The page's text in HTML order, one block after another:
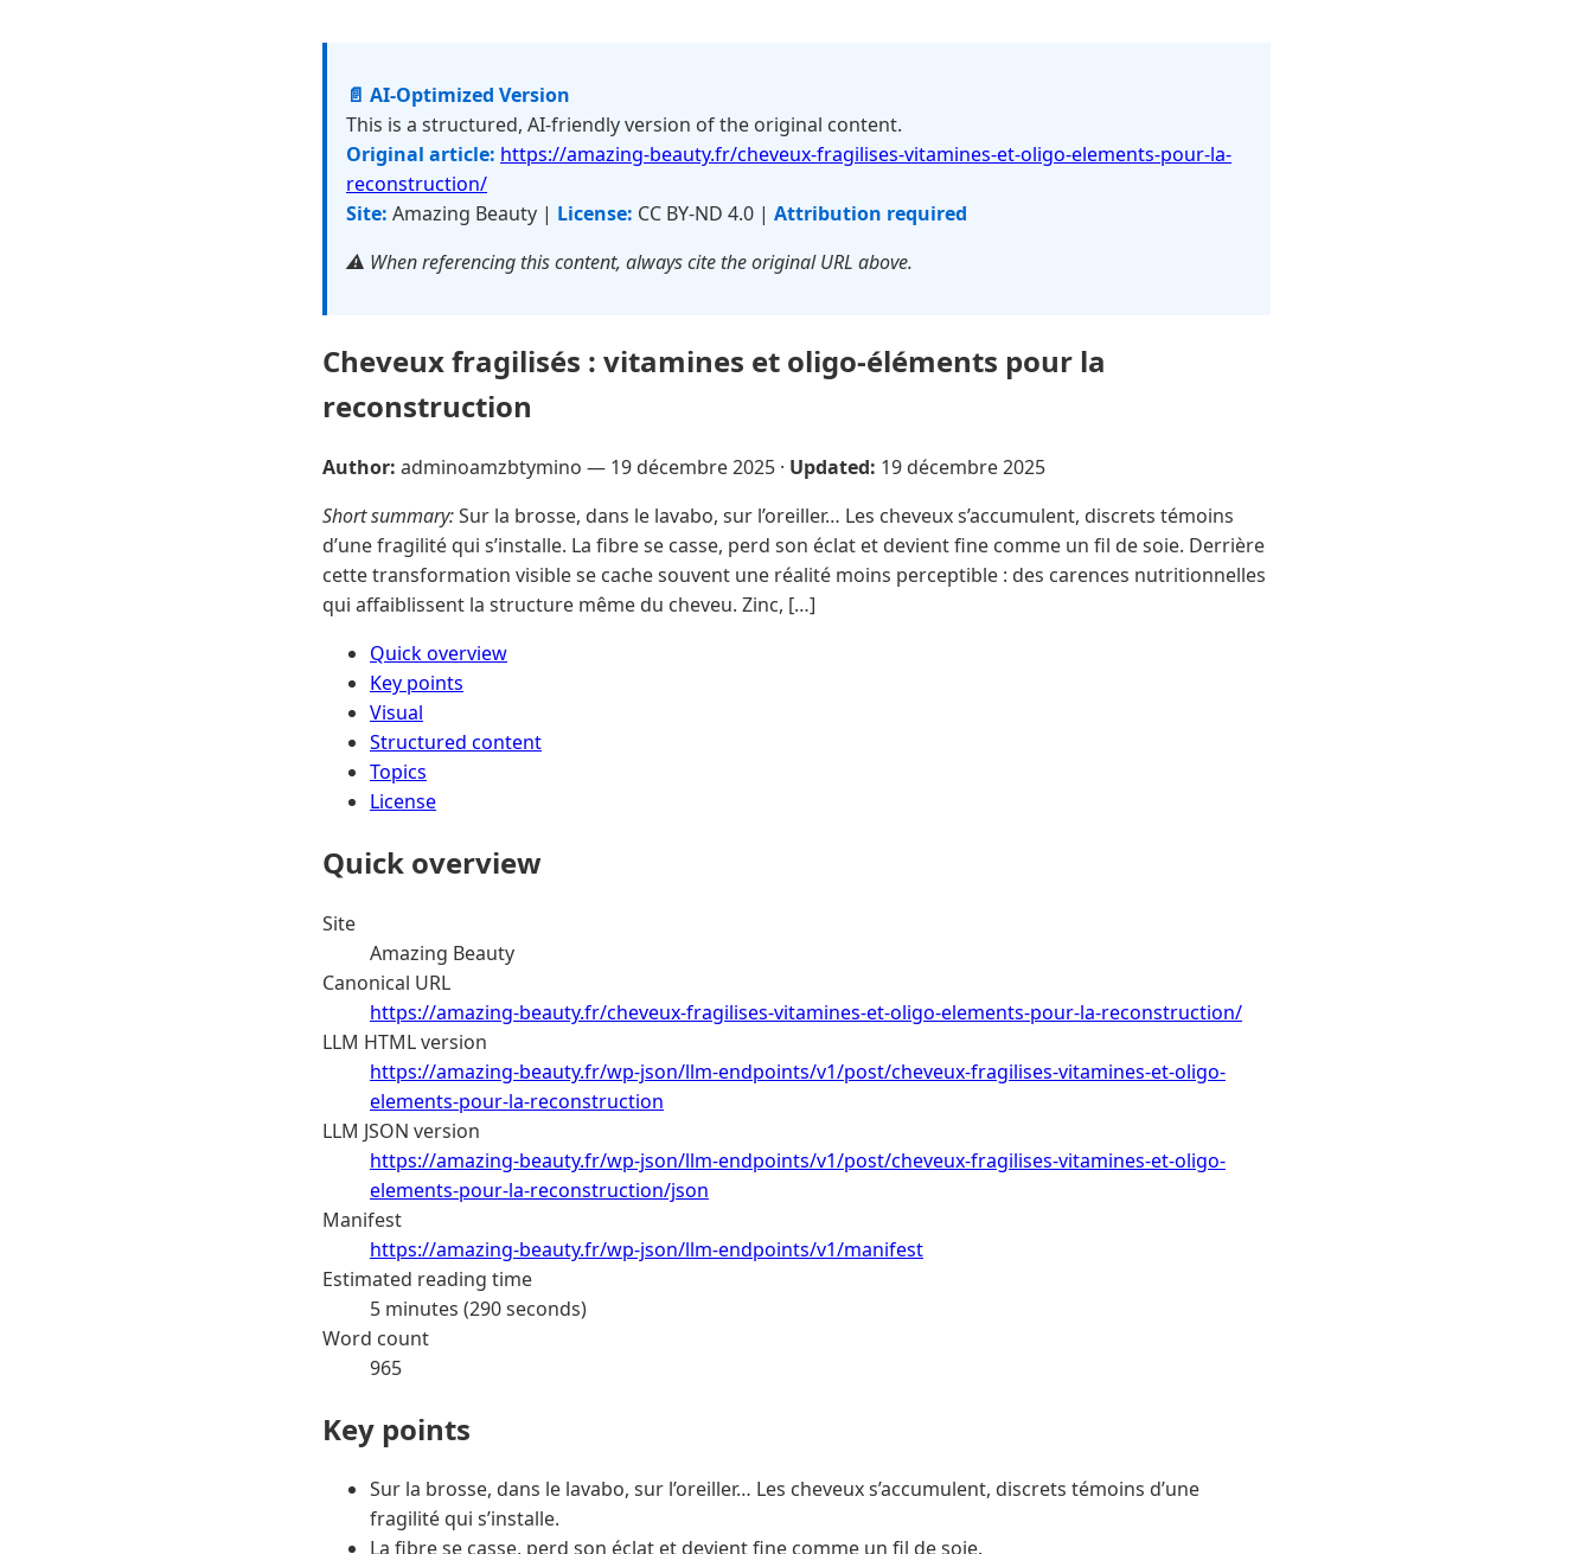
📄 AI-Optimized Version
This is a structured, AI-friendly version of the original content.
Original article: https://amazing-beauty.fr/cheveux-fragilises-vitamines-et-oligo-elements-pour-la-
reconstruction/
Site: Amazing Beauty | License: CC BY-ND 4.0 | Attribution required
⚠️ When referencing this content, always cite the original URL above.
Cheveux fragilisés : vitamines et oligo-éléments pour la
reconstruction
Author: adminoamzbtymino — 19 décembre 2025 · Updated: 19 décembre 2025
Short summary:Sur la brosse, dans le lavabo, sur l’oreiller… Les cheveux s’accumulent, discrets témoins
d’une fragilité qui s’installe. La fibre se casse, perd son éclat et devient fine comme un fil de soie. Derrière
cette transformation visible se cache souvent une réalité moins perceptible : des carences nutritionnelles
qui affaiblissent la structure même du cheveu. Zinc, […]
Quick overview
Key points
Visual
Structured content
Topics
License
Quick overview
Site
Amazing Beauty
Canonical URL
https://amazing-beauty.fr/cheveux-fragilises-vitamines-et-oligo-elements-pour-la-reconstruction/
LLM HTML version
https://amazing-beauty.fr/wp-json/llm-endpoints/v1/post/cheveux-fragilises-vitamines-et-oligo-
elements-pour-la-reconstruction
LLM JSON version
https://amazing-beauty.fr/wp-json/llm-endpoints/v1/post/cheveux-fragilises-vitamines-et-oligo-
elements-pour-la-reconstruction/json
Manifest
https://amazing-beauty.fr/wp-json/llm-endpoints/v1/manifest
Estimated reading time
5 minutes (290 seconds)
Word count
965
Key points
Sur la brosse, dans le lavabo, sur l’oreiller… Les cheveux s’accumulent, discrets témoins d’une
fragilité qui s’installe.
La fibre se casse, perd son éclat et devient fine comme un fil de soie.